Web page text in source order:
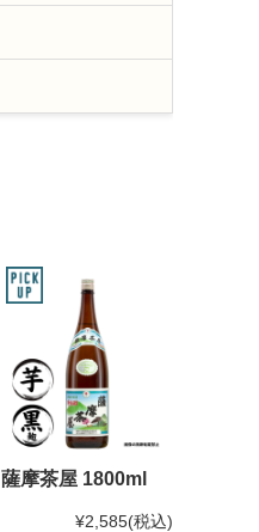
薩摩茶屋 1800ml
¥2,585(税込)